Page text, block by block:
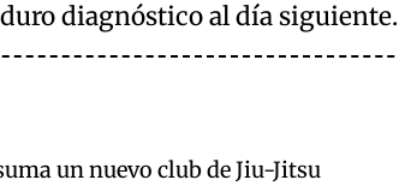
diagnóstico al día siguiente.
un nuevo club de Jiu-Jitsu